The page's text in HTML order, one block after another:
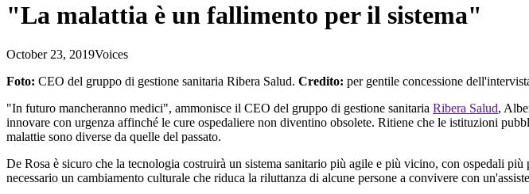
"La malattia è un fallimento per il sistema"
October 23, 2019Voices
Foto: CEO del gruppo di gestione sanitaria Ribera Salud. Credito: per gentile concessione
"In futuro mancheranno medici", ammonisce il CEO del gruppo di gestione sanitaria Ribera Salud,
innovare con urgenza affinché le cure ospedaliere non diventino obsolete. Ritiene che le istituzioni
malattie sono diverse da quelle del passato.
De Rosa è sicuro che la tecnologia costruirà un sistema sanitario più agile e più vicino, con ospedali
necessario un cambiamento culturale che riduca la riluttanza di alcune persone a convivere con